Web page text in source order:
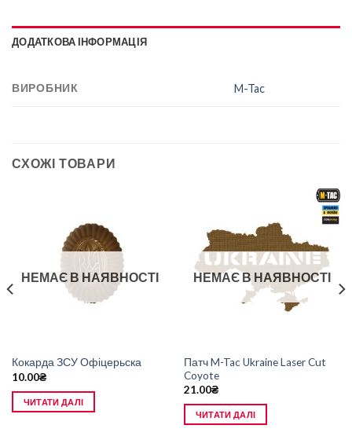
ДОДАТКОВА ІНФОРМАЦІЯ
ВИРОБНИК M-Tac
СХОЖІ ТОВАРИ
НЕМАЄ В НАЯВНОСТІ
Кокарда ЗСУ Офіцерьска
10.00₴
ЧИТАТИ ДАЛІ
НЕМАЄ В НАЯВНОСТІ
Патч M-Tac Ukraine Laser Cut
Coyote
21.00₴
ЧИТАТИ ДАЛІ